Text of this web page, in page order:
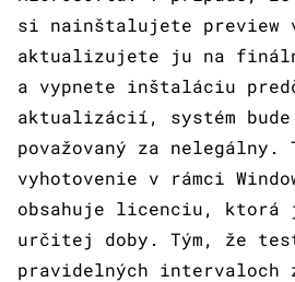
si nainštalujete preview
aktualizujete ju na
a vypnete inštaláciu
aktualizácií, systém
považovaný za nelegálny.
vyhotovenie v rámci
obsahuje licenciu, ktorá
určitej doby. Tým, že
pravidelných intervaloch